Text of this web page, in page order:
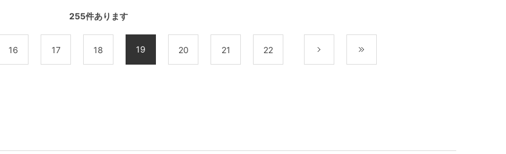
255件あります
16 17 18 19 20 21 22